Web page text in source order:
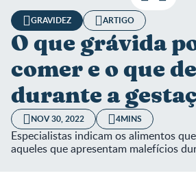
GRAVIDEZ ARTIGO
O que grávida
comer e o que
durante a
NOV 30, 2022 4MINS
Especialistas indicam os alimentos
aqueles que apresentam malefícios